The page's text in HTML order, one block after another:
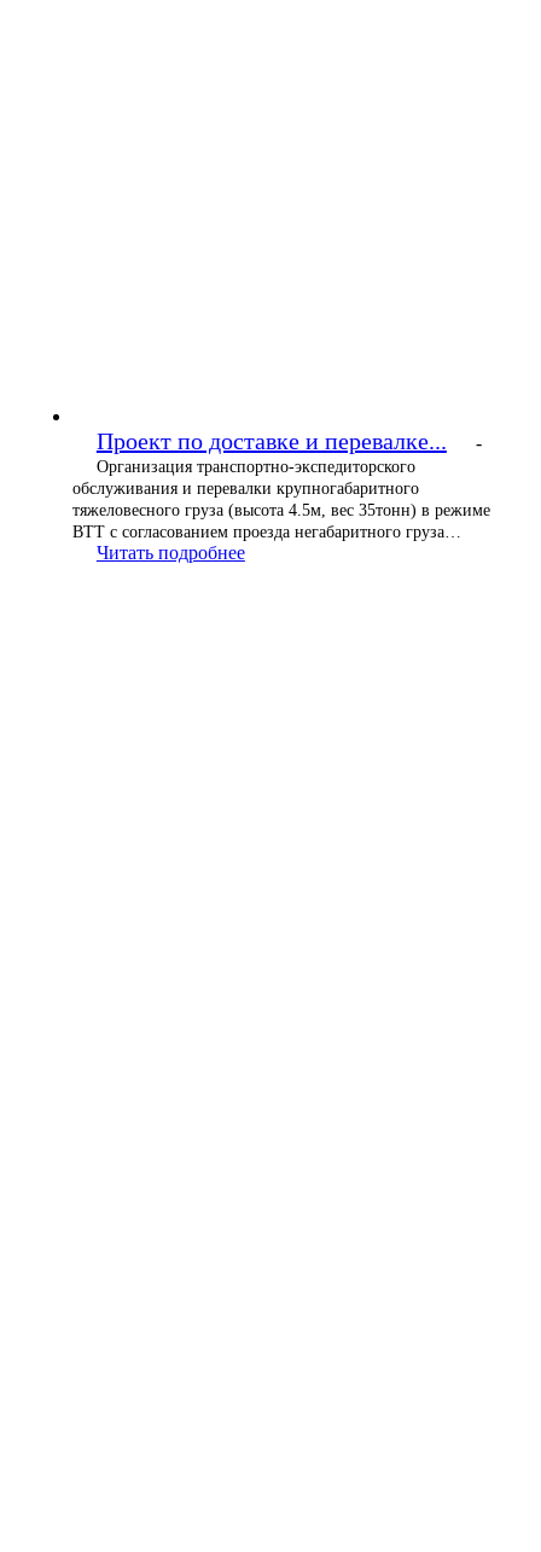
Проект по доставке и перевалке... -
Организация транспортно-экспедиторского
обслуживания и перевалки крупногабаритного
тяжеловесного груза (высота 4.5м, вес 35тонн) в режиме
ВТТ с согласованием проезда негабаритного груза…
Читать подробнее